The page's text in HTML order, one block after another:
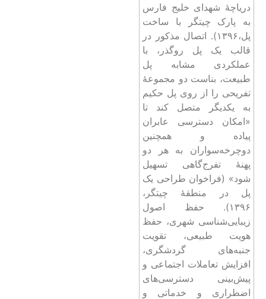
دریاچۀ شهدای خلیج فارس
به پارک چیتگر با ساخت
پل،۱۳۹۶). اتصال مذکور در
قالب یک پل روگذر، با
عملکردی مشابه پل
طبیعت، بناست دو مجموعۀ
تفریحی را از روی پل حکیم
به یکدیگر متصل کند تا
«امکان دسترسی عابران
پیاده و همچنین
دوچرخه‌سواران به هر دو
پهنۀ تفرج‌گاهی تسهیل
شود» (فراخوان طراحی یک
پل در منطقۀ چیتگر،
۱۳۹۶). حفظ اصول
زیبایی‌شناسی شهری، حفظ
هویت طبیعی،‌ تقویت
جنبه‌های گردشگری،
افزایش تعاملات اجتماعی و
پیش‌بینی دسترسی‌های
اضطراری و خدماتی و